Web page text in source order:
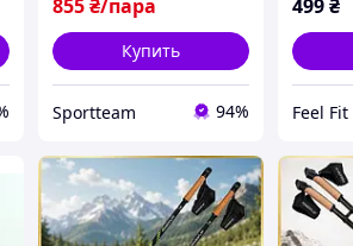
855 ₴/пара
Купить
Sportteam 94%
499₴
Feel Fit